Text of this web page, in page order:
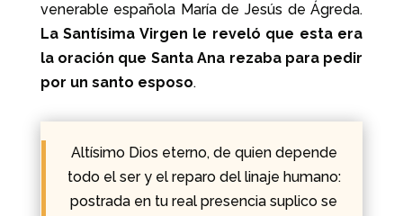
venerable española María de Jesús de Ágreda.
La Santísima Virgen le reveló que esta era
la oración que Santa Ana rezaba para pedir
por un santo esposo.
Altísimo Dios eterno, de quien depende
todo el ser y el reparo del linaje humano:
postrada en tu real presencia suplico se